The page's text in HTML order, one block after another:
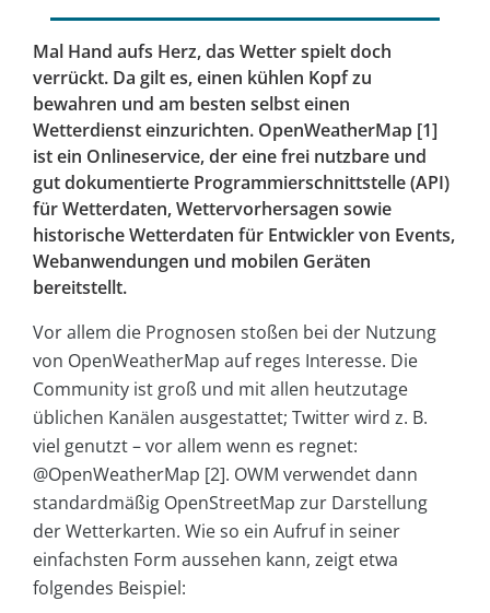
Mal Hand aufs Herz, das Wetter spielt doch
verrückt. Da gilt es, einen kühlen Kopf zu
bewahren und am besten selbst einen
Wetterdienst einzurichten. OpenWeatherMap [1]
ist ein Onlineservice, der eine frei nutzbare und
gut dokumentierte Programmierschnittstelle (API)
für Wetterdaten, Wettervorhersagen sowie
historische Wetterdaten für Entwickler von Events,
Webanwendungen und mobilen Geräten
bereitstellt.
Vor allem die Prognosen stoßen bei der Nutzung
von OpenWeatherMap auf reges Interesse. Die
Community ist groß und mit allen heutzutage
üblichen Kanälen ausgestattet; Twitter wird z. B.
viel genutzt – vor allem wenn es regnet:
@OpenWeatherMap [2]. OWM verwendet dann
standardmäßig OpenStreetMap zur Darstellung
der Wetterkarten. Wie so ein Aufruf in seiner
einfachsten Form aussehen kann, zeigt etwa
folgendes Beispiel: